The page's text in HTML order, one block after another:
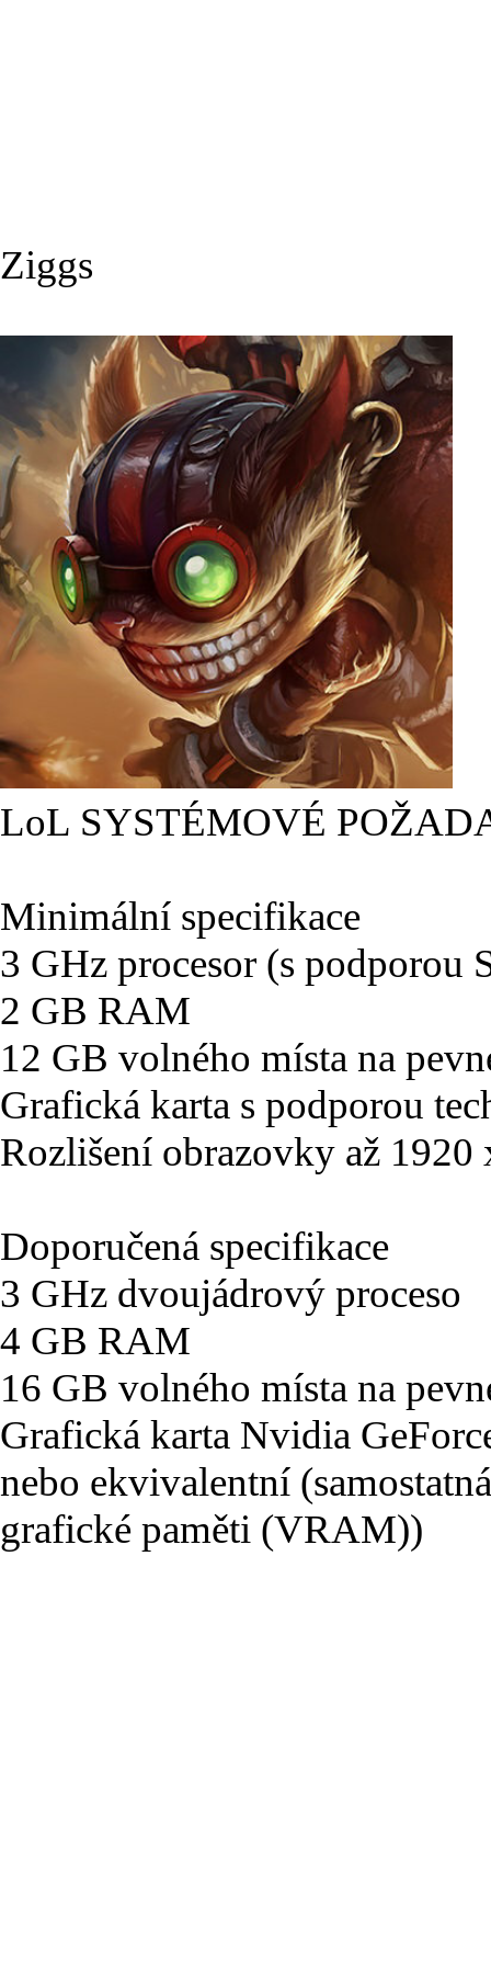
Ziggs
LoL SYSTÉMOVÉ
Minimální specifikace
3 GHz procesor (s podporou
2 GB RAM
12 GB volného místa na
Grafická karta s podporou
Rozlišení obrazovky až 1920
Doporučená specifikace
3 GHz dvoujádrový proceso
4 GB RAM
16 GB volného místa na
Grafická karta Nvidia
nebo ekvivalentní
grafické paměti (VRAM))